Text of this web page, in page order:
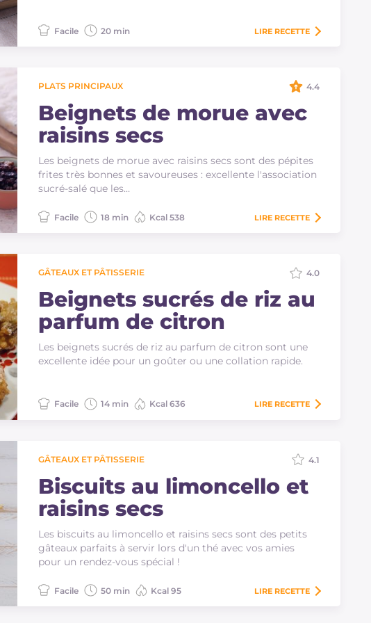
Facile 20 min LIRE RECETTE
PLATS PRINCIPAUX
Beignets de morue avec
raisins secs
Les beignets de morue avec raisins secs sont des pépites
frites très bonnes et savoureuses : excellente l'association
sucré-salé que les…
4.4
Facile 18 min Kcal 538 LIRE RECETTE
GÂTEAUX ET PÂTISSERIE
Beignets sucrés de riz au
parfum de citron
Les beignets sucrés de riz au parfum de citron sont une
excellente idée pour un goûter ou une collation rapide.
4.0
Facile 14 min Kcal 636 LIRE RECETTE
GÂTEAUX ET PÂTISSERIE
Biscuits au limoncello et
raisins secs
Les biscuits au limoncello et raisins secs sont des petits
gâteaux parfaits à servir lors d'un thé avec vos amies
pour un rendez-vous spécial !
4.1
Facile 50 min Kcal 95 LIRE RECETTE